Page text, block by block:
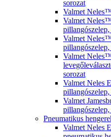
sorozat
Valmet
Valmet
Valmet
Valmet
sorozat
Valmet Neles
Valmet
Pneumatikus
Valmet Neles